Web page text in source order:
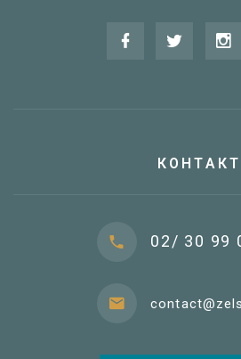
КОНТАКТ
02/ 30 99